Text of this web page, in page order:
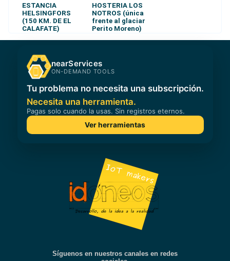
ESTANCIA
HELSINGFORS
(150 KM. DE EL
CALAFATE)
HOSTERIA LOS
NOTROS (única
frente al glaciar
Perito Moreno)
Síguenos en nuestros canales en redes